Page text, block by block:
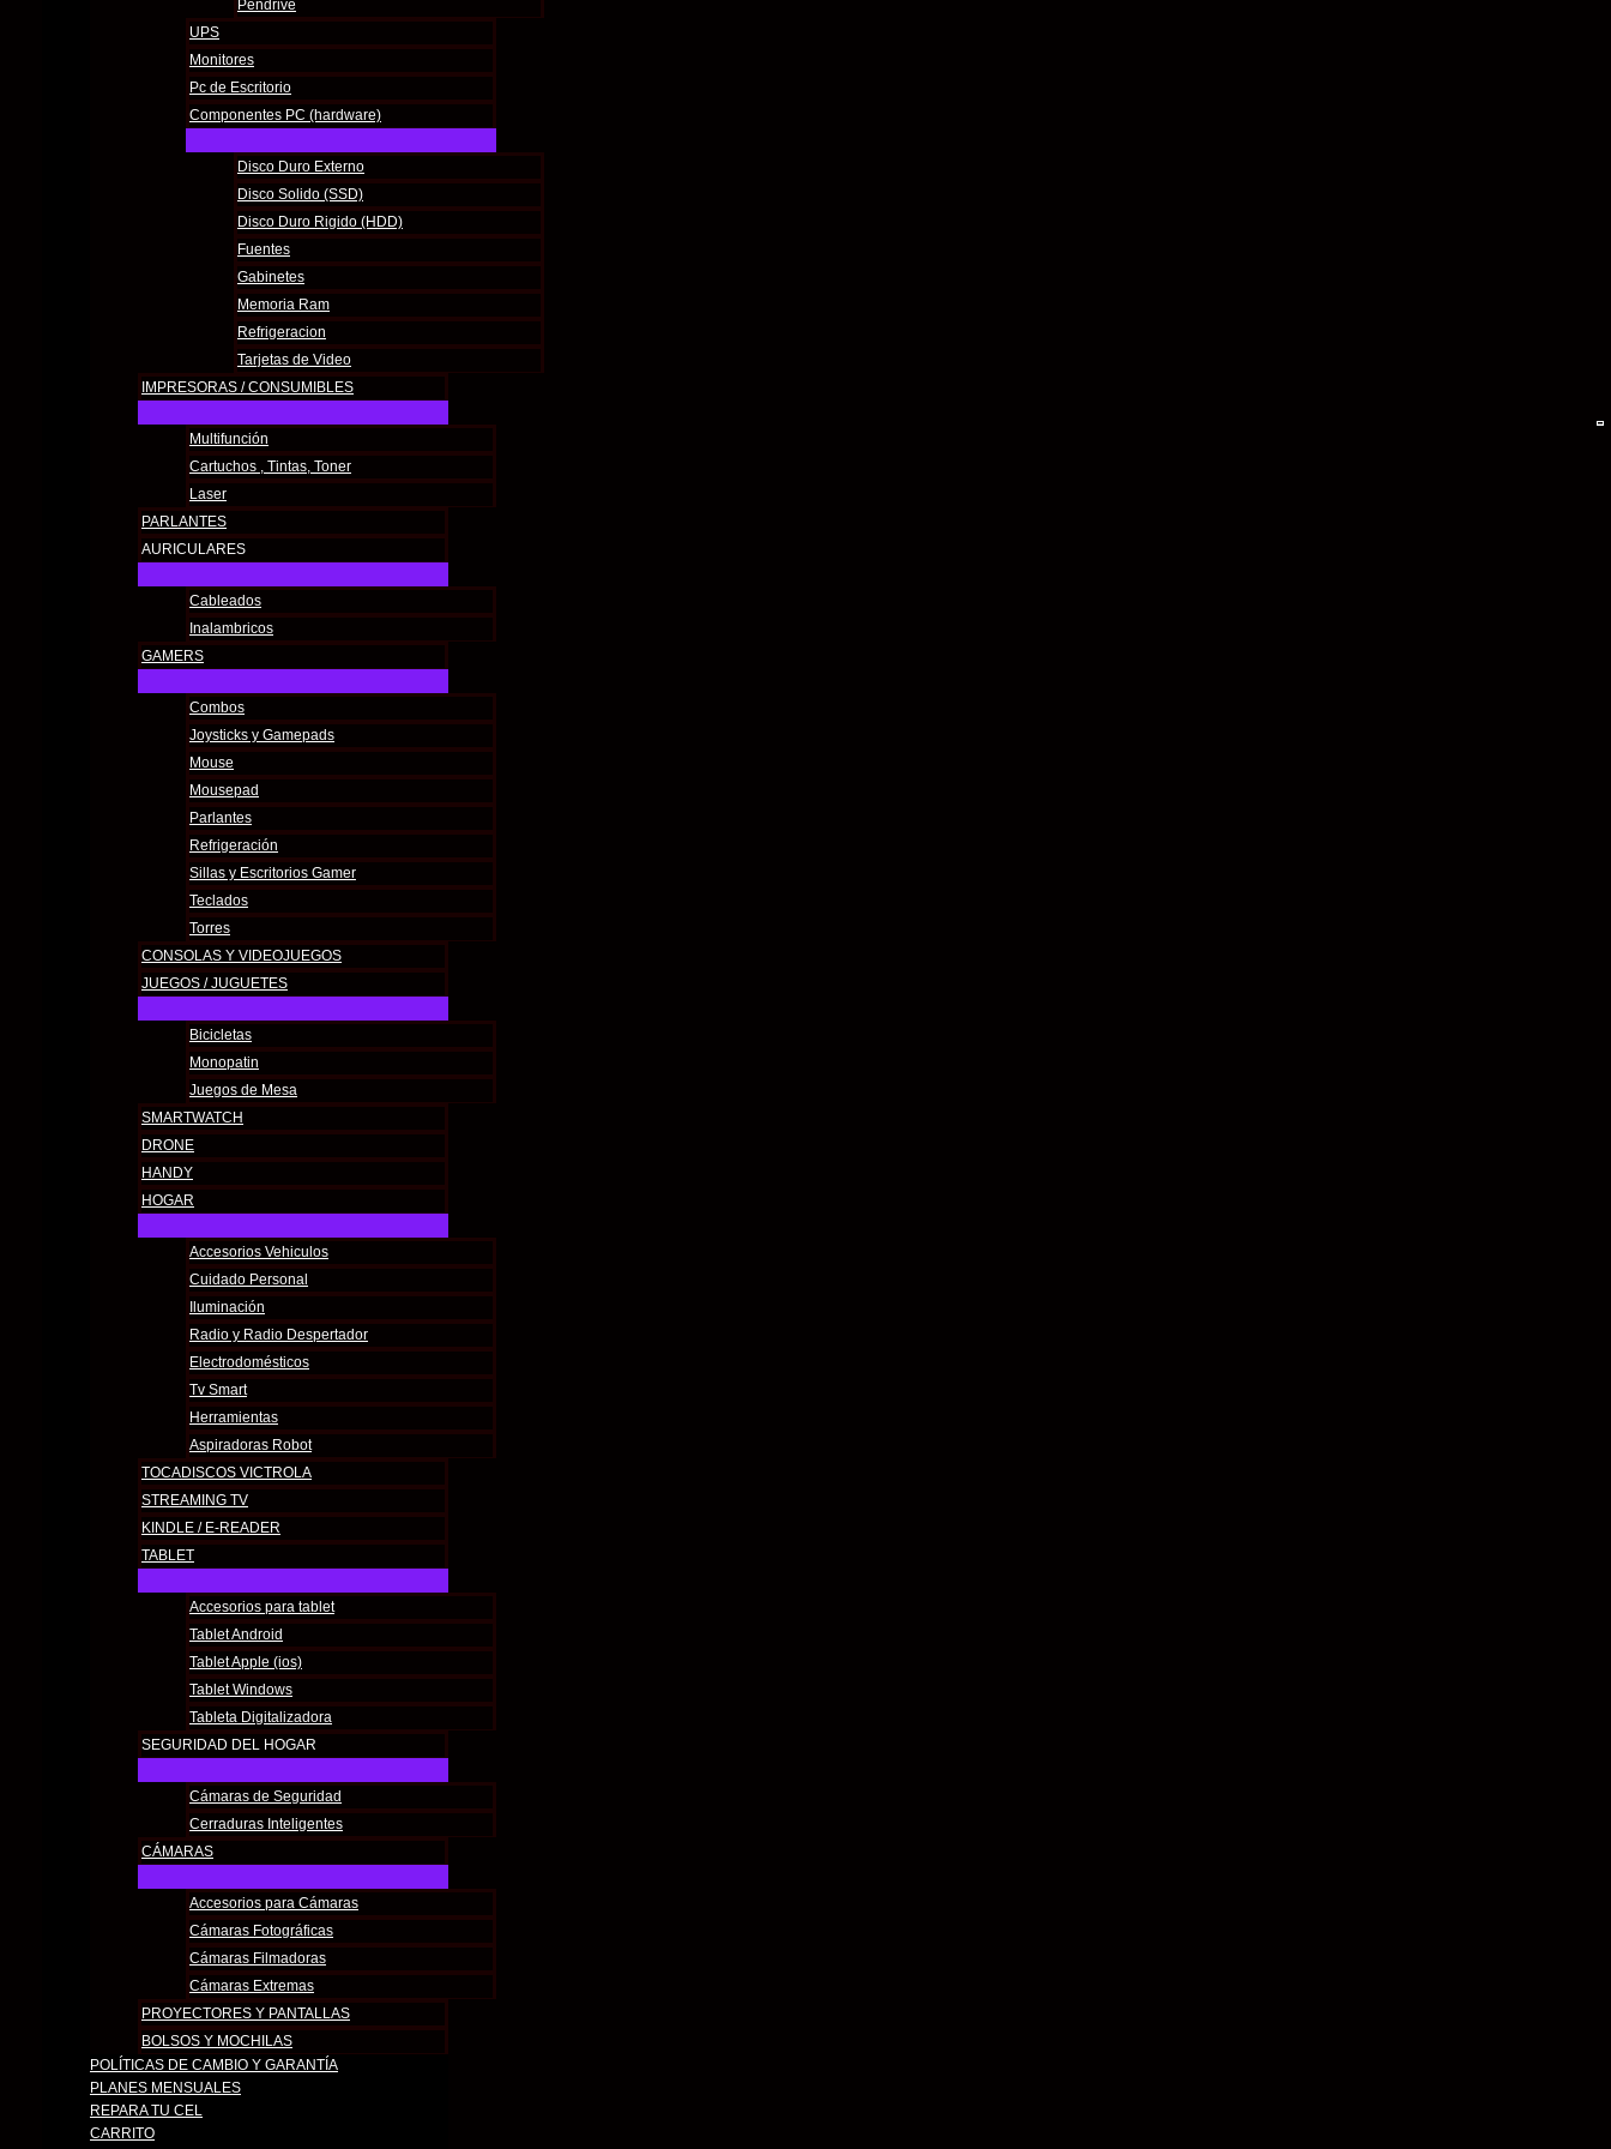
Pendrive
UPS
Monitores
Pc de Escritorio
Componentes PC (hardware)
Disco Duro Externo
Disco Solido (SSD)
Disco Duro Rigido (HDD)
Fuentes
Gabinetes
Memoria Ram
Refrigeracion
Tarjetas de Video
IMPRESORAS / CONSUMIBLES
Multifunción
Cartuchos , Tintas, Toner
Laser
PARLANTES
AURICULARES
Cableados
Inalambricos
GAMERS
Combos
Joysticks y Gamepads
Mouse
Mousepad
Parlantes
Refrigeración
Sillas y Escritorios Gamer
Teclados
Torres
CONSOLAS Y VIDEOJUEGOS
JUEGOS / JUGUETES
Bicicletas
Monopatin
Juegos de Mesa
SMARTWATCH
DRONE
HANDY
HOGAR
Accesorios Vehiculos
Cuidado Personal
Iluminación
Radio y Radio Despertador
Electrodomésticos
Tv Smart
Herramientas
Aspiradoras Robot
TOCADISCOS VICTROLA
STREAMING TV
KINDLE / E-READER
TABLET
Accesorios para tablet
Tablet Android
Tablet Apple (ios)
Tablet Windows
Tableta Digitalizadora
SEGURIDAD DEL HOGAR
Cámaras de Seguridad
Cerraduras Inteligentes
CÁMARAS
Accesorios para Cámaras
Cámaras Fotográficas
Cámaras Filmadoras
Cámaras Extremas
PROYECTORES Y PANTALLAS
BOLSOS Y MOCHILAS
POLÍTICAS DE CAMBIO Y GARANTÍA​
PLANES MENSUALES
REPARA TU CEL
CARRITO